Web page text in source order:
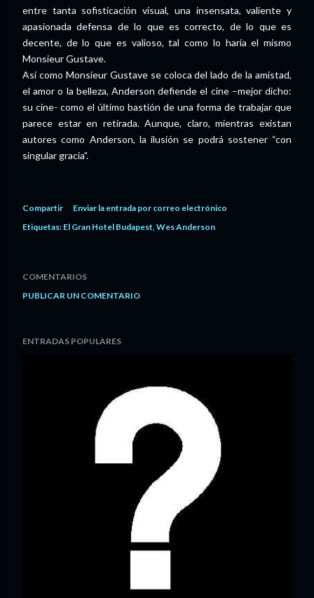
entre tanta sofisticación visual, una insensata, valiente y
apasionada defensa de lo que es correcto, de lo que es
decente, de lo que es valioso, tal como lo haría el mismo
Monsieur Gustave.
Así como Monsieur Gustave se coloca del lado de la amistad,
el amor o la belleza, Anderson defiende el cine –mejor dicho:
su cine- como el último bastión de una forma de trabajar que
parece estar en retirada. Aunque, claro, mientras existan
autores como Anderson, la ilusión se podrá sostener “con
singular gracia”.
Compartir
Enviar la entrada por correo electrónico
Etiquetas: El Gran Hotel Budapest Wes Anderson
COMENTARIOS
PUBLICAR UN COMENTARIO
ENTRADAS POPULARES